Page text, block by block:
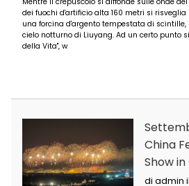
da admin il 2025-10-25
Mentre il crepuscolo si diffonde
dei fuochi d'artificio alta 160
una forcina d'argento tempestata
cielo notturno di Liuyang. Ad un
della Vita", w